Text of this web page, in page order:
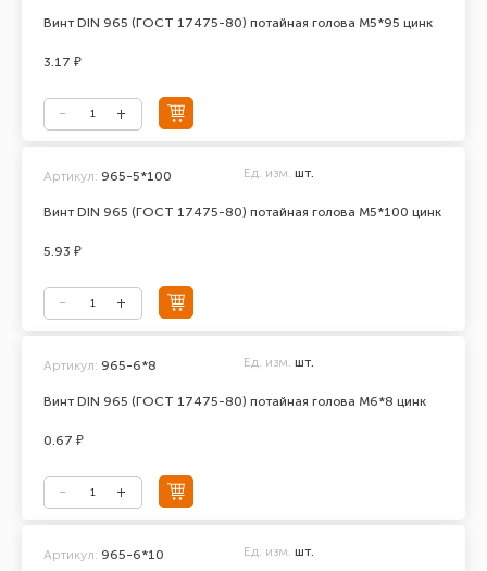
Винт DIN 965 (ГОСТ 17475-80) потайная голова М5*95 цинк
3.17 ₽
Винт DIN 965 (ГОСТ 17475-80) потайная голова М5*100 цинк
Артикул: 965-5*100 Ед. изм. шт.
5.93 ₽
Винт DIN 965 (ГОСТ 17475-80) потайная голова М6*8 цинк
Артикул: 965-6*8 Ед. изм. шт.
0.67 ₽
Артикул: 965-6*10 Ед. изм. шт.